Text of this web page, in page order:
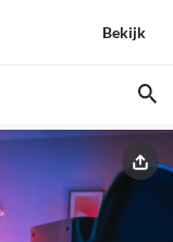
Bekijk